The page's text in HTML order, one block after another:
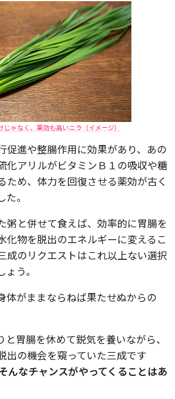
じゃなく、薬効も高いニラ（イメージ）
促進や整腸作用に効果があり、あの
化アリルがビタミンＢ１の吸収や糖
ため、体力を回復させる薬効が古く
。
粥と併せて食えば、効率的に胃腸を
化物を脱出のエネルギーに変えるこ
成のリクエストはこれ以上ない選択
う。
体がままならねば果たせぬからの
と胃腸を休めて鋭気を養いながら、
出の機会を窺っていた三成です
んなチャンスがやってくることはあ